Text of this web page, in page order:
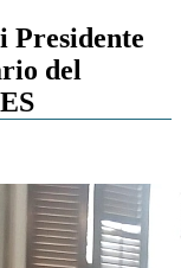
Presidente
del